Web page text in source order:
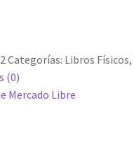
Categorías: Libros Físicos,
(0)
Mercado Libre